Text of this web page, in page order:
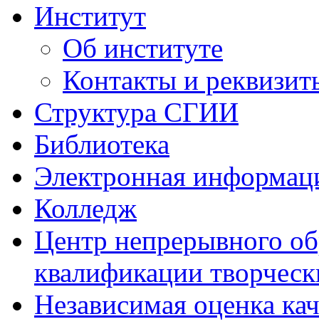
Институт
Об институте
Контакты и
Структура СГИИ
Библиотека
Электронная
Колледж
Центр непрерывного
квалификации
Независимая оценка